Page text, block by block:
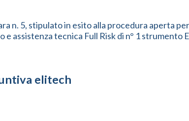
n. 5, stipulato in esito alla procedura aperta
assistenza tecnica Full Risk di n° 1 strumento
elitech